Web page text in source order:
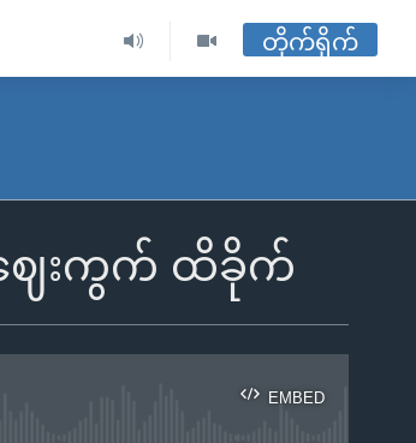
တိုက်ရိုက်
ဈေးကွက် ထိခိုက်
EMBED